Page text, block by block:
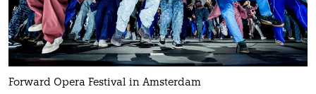
Forward Opera Festival in Amsterdam